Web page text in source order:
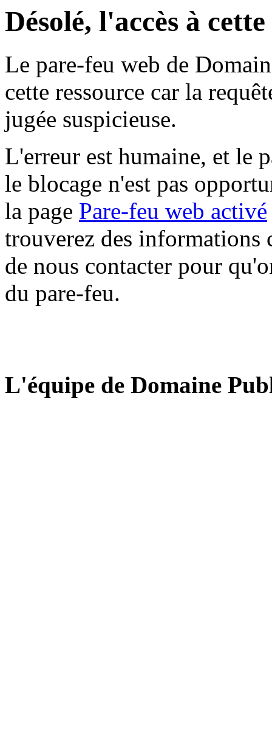
Désolé, l'accès à
Le pare-feu web de
cette ressource car la
jugée suspicieuse.
L'erreur est humaine, et le
le blocage n'est pas
la page Pare-feu web activé
trouverez des informations
de nous contacter pour
du pare-feu.
L'équipe de Domaine